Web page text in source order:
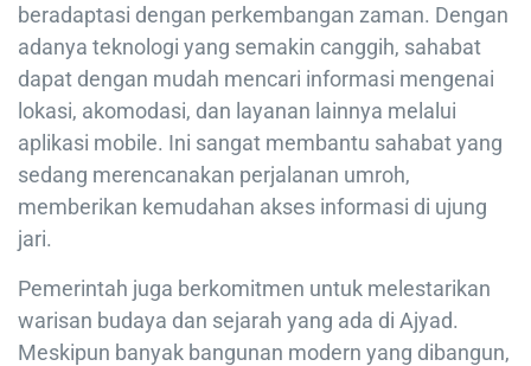
beradaptasi dengan perkembangan zaman. Dengan
adanya teknologi yang semakin canggih, sahabat
dapat dengan mudah mencari informasi mengenai
lokasi, akomodasi, dan layanan lainnya melalui
aplikasi mobile. Ini sangat membantu sahabat yang
sedang merencanakan perjalanan umroh,
memberikan kemudahan akses informasi di ujung
jari.
Pemerintah juga berkomitmen untuk melestarikan
warisan budaya dan sejarah yang ada di Ajyad.
Meskipun banyak bangunan modern yang dibangun,